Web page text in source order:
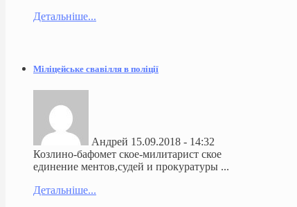
Детальніше...
Міліцейське свавілля в поліції
Андрей 15.09.2018 - 14:32
Козлино-бафомет ское-милитарист ское
единение ментов,судей и прокуратуры ...
Детальніше...